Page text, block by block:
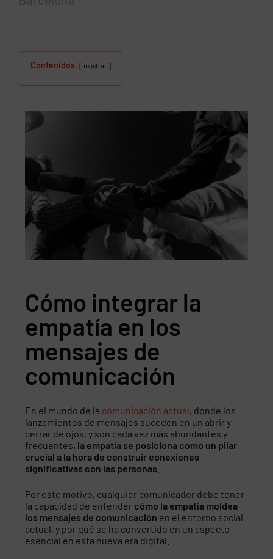
Contenidos mostrar
Cómo integrar la
empatía en los
mensajes de
comunicación
En el mundo de la comunicación actual, donde los
lanzamientos de mensajes suceden en un abrir y
cerrar de ojos, y son cada vez más abundantes y
frecuentes, la empatía se posiciona como un pilar
crucial a la hora de construir conexiones
significativas con las personas
Por este motivo, cualquier comunicador debe tener
la capacidad de entender cómo la empatía moldea
los mensajes de comunicación en el entorno social
actual, y por qué se ha convertido en un aspecto
esencial en esta nueva era digital.